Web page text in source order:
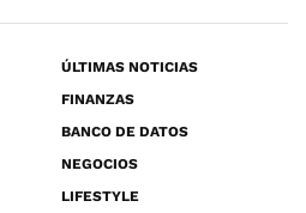
ÚLTIMAS NOTICIAS
FINANZAS
BANCO DE DATOS
NEGOCIOS
LIFESTYLE